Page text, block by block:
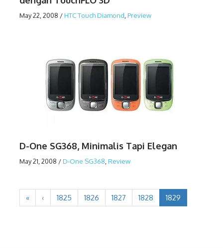
May 22, 2008 /HTC Touch Diamond Preview
D-One SG368, Minimalis Tapi Elegan
May 21, 2008 /D-One SG368 Review
« ‹ 1825 1826 1827 1828 1829